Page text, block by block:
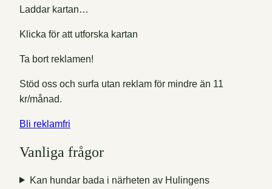
Laddar kartan…
Klicka för att utforska kartan
Ta bort reklamen!
Stöd oss och surfa utan reklam för mindre än 11
kr/månad.
Bli reklamfri
Vanliga frågor
Kan hundar bada i närheten av Hulingens